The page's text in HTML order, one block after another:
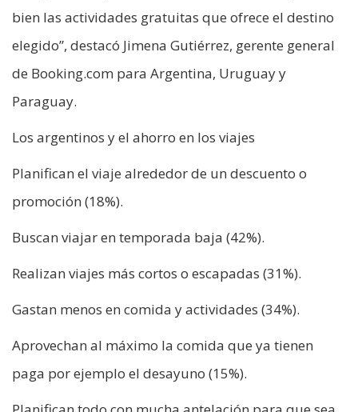
bien las actividades gratuitas que ofrece el destino
elegido”, destacó Jimena Gutiérrez, gerente general
de Booking.com para Argentina, Uruguay y
Paraguay.
Los argentinos y el ahorro en los viajes
Planifican el viaje alrededor de un descuento o
promoción (18%).
Buscan viajar en temporada baja (42%).
Realizan viajes más cortos o escapadas (31%).
Gastan menos en comida y actividades (34%).
Aprovechan al máximo la comida que ya tienen
paga por ejemplo el desayuno (15%).